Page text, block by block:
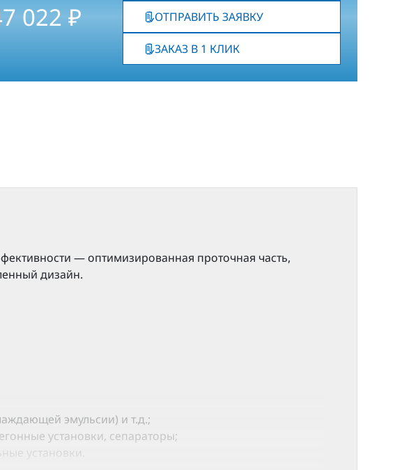
022 ₽ ОТПРАВИТЬ ЗАЯВКУ
ЗАКАЗ В 1 КЛИК
— оптимизированная проточная часть,
дизайн.
эмульсии) и т.д.;
установки, сепараторы;
установки.